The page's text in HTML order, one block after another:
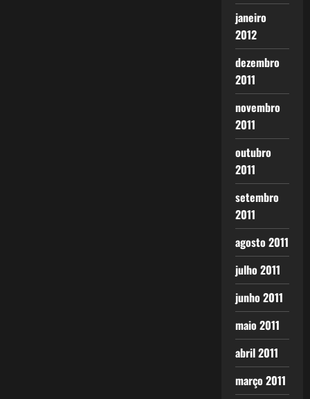
janeiro
2012
dezembro
2011
novembro
2011
outubro
2011
setembro
2011
agosto 2011
julho 2011
junho 2011
maio 2011
abril 2011
março 2011